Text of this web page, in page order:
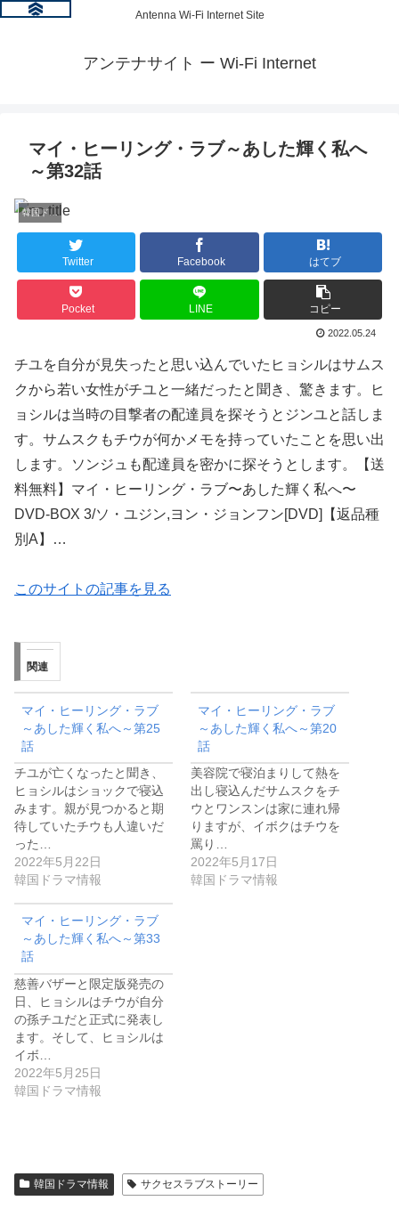
Antenna Wi-Fi Internet Site
アンテナサイト ー Wi-Fi Internet
マイ・ヒーリング・ラブ～あした輝く私へ
～第32話
韓国ドラマ情報
Twitter Facebook はてブ
Pocket LINE コピー
2022.05.24
チユを自分が見失ったと思い込んでいたヒョシルはサムス
クから若い女性がチユと一緒だったと聞き、驚きます。ヒ
ョシルは当時の目撃者の配達員を探そうとジンユと話しま
す。サムスクもチウが何かメモを持っていたことを思い出
します。ソンジュも配達員を密かに探そうとします。【送
料無料】マイ・ヒーリング・ラブ〜あした輝く私へ〜
DVD-BOX 3/ソ・ユジン,ヨン・ジョンフン[DVD]【返品種
別A】…
このサイトの記事を見る
関連
マイ・ヒーリング・ラブ
～あした輝く私へ～第25
話
チユが亡くなったと聞き、
ヒョシルはショックで寝込
みます。親が見つかると期
待していたチウも人違いだ
った…
2022年5月22日
韓国ドラマ情報
マイ・ヒーリング・ラブ
～あした輝く私へ～第20
話
美容院で寝泊まりして熱を
出し寝込んだサムスクをチ
ウとワンスンは家に連れ帰
りますが、イボクはチウを
罵り…
2022年5月17日
韓国ドラマ情報
マイ・ヒーリング・ラブ
～あした輝く私へ～第33
話
慈善バザーと限定版発売の
日、ヒョシルはチウが自分
の孫チユだと正式に発表し
ます。そして、ヒョシルは
イボ…
2022年5月25日
韓国ドラマ情報
韓国ドラマ情報 サクセスラブストーリー